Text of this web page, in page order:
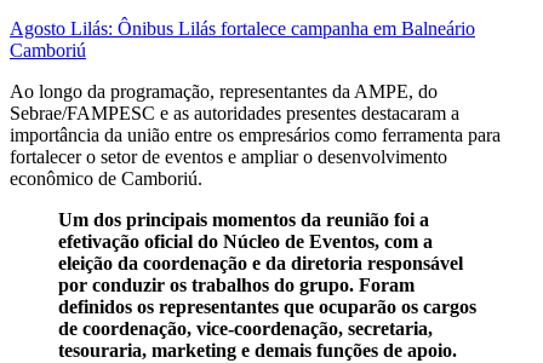
Agosto Lilás: Ônibus Lilás fortalece campanha em Balneário
Camboriú
Ao longo da programação, representantes da AMPE, do
Sebrae/FAMPESC e as autoridades presentes destacaram a
importância da união entre os empresários como ferramenta para
fortalecer o setor de eventos e ampliar o desenvolvimento
econômico de Camboriú.
Um dos principais momentos da reunião foi a
efetivação oficial do Núcleo de Eventos, com a
eleição da coordenação e da diretoria responsável
por conduzir os trabalhos do grupo. Foram
definidos os representantes que ocuparão os cargos
de coordenação, vice-coordenação, secretaria,
tesouraria, marketing e demais funções de apoio.